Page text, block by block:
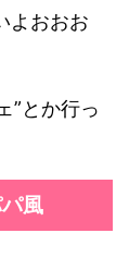
よおおお
”とか行っ
風